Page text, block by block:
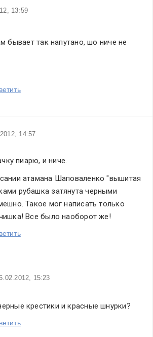
13:59
бывает так напутано, шо ниче не
14:57
пиарю, и ниче.
атамана Шаповаленко "вышитая
рубашка затянута черными
Такое мог написать только
Все было наоборот же!
15:23
крестики и красные шнурки?